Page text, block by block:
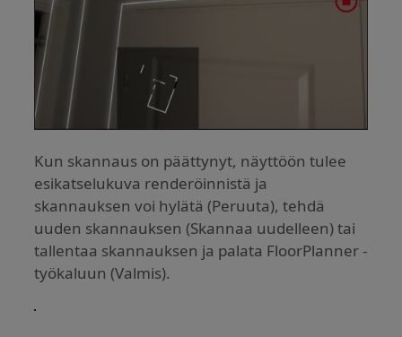
Kun skannaus on päättynyt, näyttöön tulee
esikatselukuva renderöinnistä ja
skannauksen voi hylätä (Peruuta), tehdä
uuden skannauksen (Skannaa uudelleen) tai
tallentaa skannauksen ja palata FloorPlanner -
työkaluun (Valmis).